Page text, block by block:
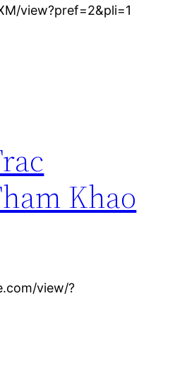
view?pref=2&pli=1
Khao
view/?